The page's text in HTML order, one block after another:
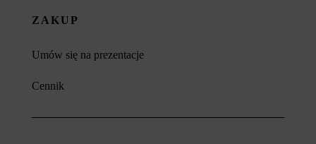
ZAKUP
Umów się na prezentacje
Cennik